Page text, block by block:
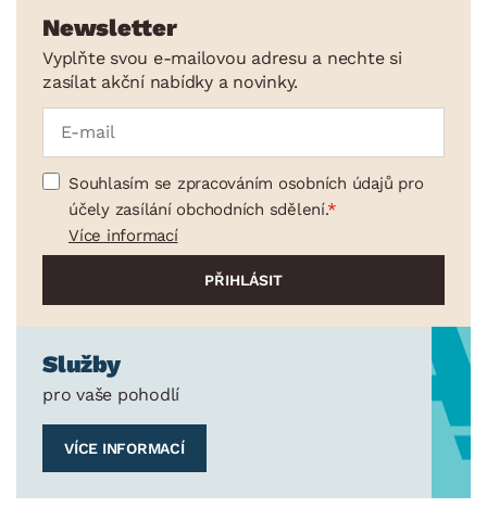
Úložné boxy a košíky
Stojany na oblečení
Úklid a praní
Drobné bytové doplňky
Vánoce
Velikonoce
Sedací soupravy a pohovky
Sestavy a stěny
Drobný nábytek
Spotřebiče
ROZMĚRY
MATERIÁL
Newsletter
Vyplňte svou e-mailovou adresu a nechte si
zasílat akční nabídky a novinky.
Souhlasím se zpracováním osobních údajů pro
účely zasílání obchodních sdělení.
Více informací
Služby
pro vaše pohodlí
VÍCE INFORMACÍ